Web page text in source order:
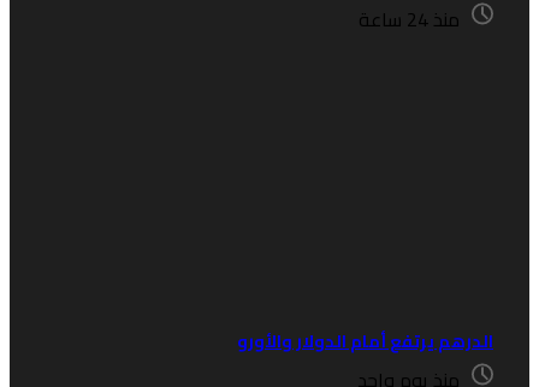
منذ 24 ساعة
يرتفع أمام الدولار والأورو
منذ يوم واحد